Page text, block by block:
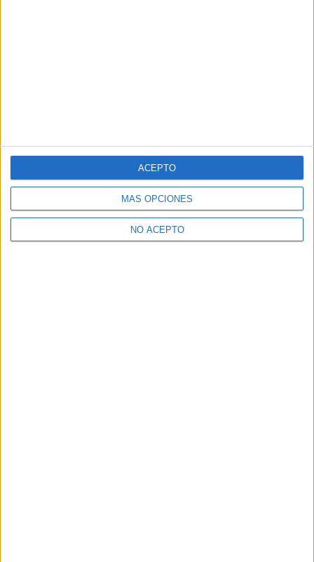
MÁS OPCIONES
NO ACEPTO
ACEPTO